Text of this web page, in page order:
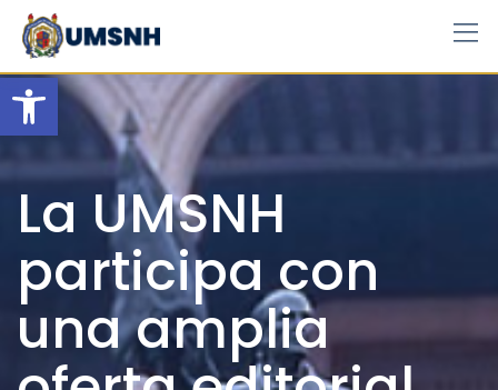
Open toolbar
Skip
content
La UMSNH
participa con
una amplia